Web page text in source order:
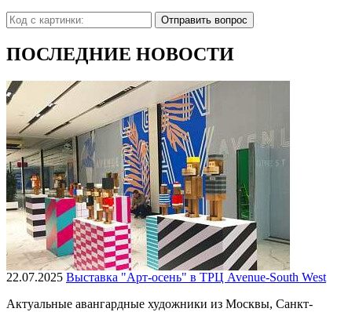
Отправить вопрос
ПОСЛЕДНИЕ НОВОСТИ
22.07.2025 Выставка "Арт-осень" в ТРЦ Avenue-South West
Актуальные авангардные художники из Москвы, Санкт-